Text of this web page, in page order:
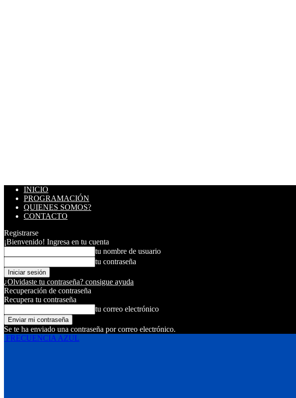
INICIO
PROGRAMACIÓN
QUIENES SOMOS?
CONTACTO
Registrarse
¡Bienvenido! Ingresa en tu cuenta
tu nombre de usuario
tu contraseña
¿Olvidaste tu contraseña? consigue ayuda
Recuperación de contraseña
Recupera tu contraseña
tu correo electrónico
Se te ha enviado una contraseña por correo electrónico.
FRECUENCIA AZUL